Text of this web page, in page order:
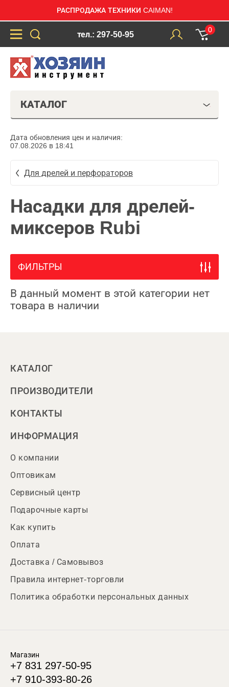
РАСПРОДАЖА ТЕХНИКИ CAIMAN!
тел.: 297-50-95
0
КАТАЛОГ
Дата обновления цен и наличия:
07.08.2026 в 18:41
Для дрелей и перфораторов
Насадки для дрелей-
миксеров Rubi
ФИЛЬТРЫ
В данный момент в этой категории нет
товара в наличии
КАТАЛОГ
ПРОИЗВОДИТЕЛИ
КОНТАКТЫ
ИНФОРМАЦИЯ
О компании
Оптовикам
Сервисный центр
Подарочные карты
Как купить
Оплата
Доставка / Самовывоз
Правила интернет-торговли
Политика обработки персональных данных
Магазин
+7 831 297-50-95
+7 910-393-80-26